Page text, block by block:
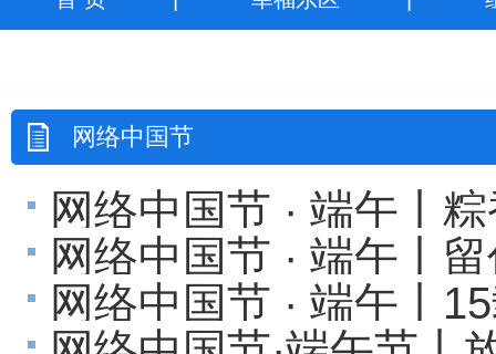
网络中国节
网络中国节 · 端午丨
网络中国节 · 端午丨
501电厂片区端午活动
网络中国节 · 端午丨